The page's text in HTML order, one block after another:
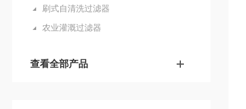
刷式自清洗过滤器
农业灌溉过滤器
查看全部产品